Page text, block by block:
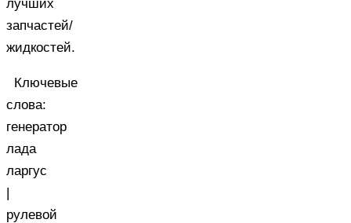
лучших
запчастей/
жидкостей.
Ключевые
слова:
генератор
лада
ларгус
|
рулевой